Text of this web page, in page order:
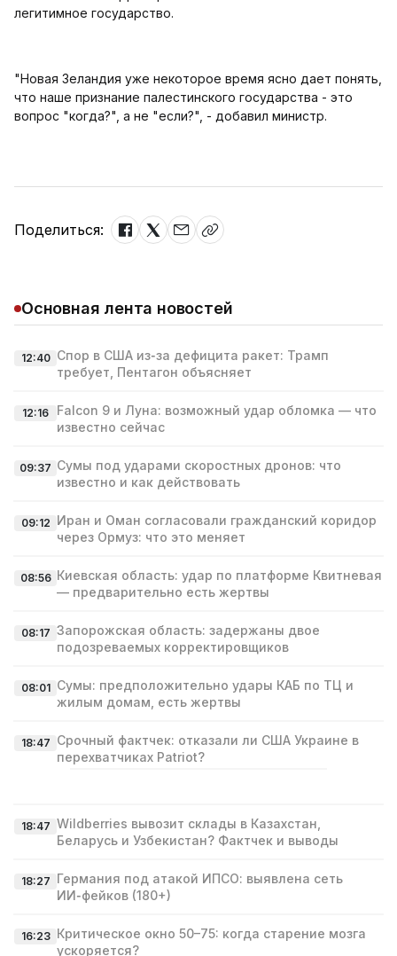
легитимное государство.
"Новая Зеландия уже некоторое время ясно дает понять,
что наше признание палестинского государства - это
вопрос "когда?", а не "если?", - добавил министр.
Поделиться:
Основная лента новостей
12:40 Спор в США из‑за дефицита ракет: Трамп
требует, Пентагон объясняет
12:16
Falcon 9 и Луна: возможный удар обломка — что
известно сейчас
09:37 Сумы под ударами скоростных дронов: что
известно и как действовать
09:12 Иран и Оман согласовали гражданский коридор
через Ормуз: что это меняет
08:56 Киевская область: удар по платформе Квитневая
— предварительно есть жертвы
08:17 Запорожская область: задержаны двое
подозреваемых корректировщиков
08:01 Сумы: предположительно удары КАБ по ТЦ и
жилым домам, есть жертвы
18:47 Срочный фактчек: отказали ли США Украине в
перехватчиках Patriot?
18:47 Wildberries вывозит склады в Казахстан,
Беларусь и Узбекистан? Фактчек и выводы
18:27 Германия под атакой ИПСО: выявлена сеть
ИИ‑фейков (180+)
16:23 Критическое окно 50–75: когда старение мозга
ускоряется?